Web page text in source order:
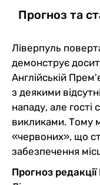
Прогноз та
Ліверпуль
демонструє
Англійській
з деякими
нападу, але
викликами. Тому
«червоних», що
забезпечення
Прогноз